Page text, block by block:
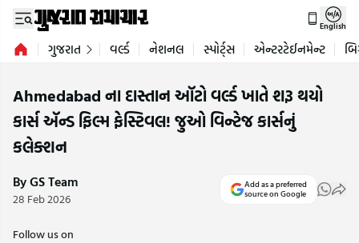
English
ગુજરાત વર્લ્ડ નેશનલ સ્પોર્ટ્સ એન્ટરટેઈનમેન્ટ
Ahmedabad ના દાસ્તાન ઑટો વર્લ્ડ ખાતે શરૂ થયો
કાર્સ ઍન્ડ ફિલ્મ ફેસ્ટિવલ! જુઓ વિન્ટેજ કાર્સનું
કલેક્શન
By GS Team
28 Feb 2026
Add as a preferred
source on Google
Follow us on